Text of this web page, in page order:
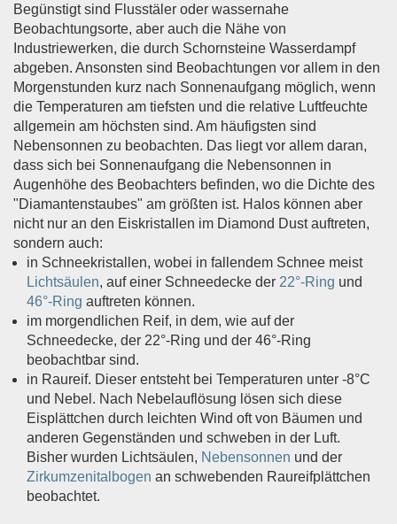
Begünstigt sind Flusstäler oder wassernahe
Beobachtungsorte, aber auch die Nähe von
Industriewerken, die durch Schornsteine Wasserdampf
abgeben. Ansonsten sind Beobachtungen vor allem in den
Morgenstunden kurz nach Sonnenaufgang möglich, wenn
die Temperaturen am tiefsten und die relative Luftfeuchte
allgemein am höchsten sind. Am häufigsten sind
Nebensonnen zu beobachten. Das liegt vor allem daran,
dass sich bei Sonnenaufgang die Nebensonnen in
Augenhöhe des Beobachters befinden, wo die Dichte des
"Diamantenstaubes" am größten ist. Halos können aber
nicht nur an den Eiskristallen im Diamond Dust auftreten,
sondern auch:
in Schneekristallen, wobei in fallendem Schnee meist
Lichtsäulen, auf einer Schneedecke der 22°-Ring und
46°-Ring auftreten können.
im morgendlichen Reif, in dem, wie auf der
Schneedecke, der 22°-Ring und der 46°-Ring
beobachtbar sind.
in Raureif. Dieser entsteht bei Temperaturen unter -8°C
und Nebel. Nach Nebelauflösung lösen sich diese
Eisplättchen durch leichten Wind oft von Bäumen und
anderen Gegenständen und schweben in der Luft.
Bisher wurden Lichtsäulen, Nebensonnen und der
Zirkumzenitalbogen an schwebenden Raureifplättchen
beobachtet.